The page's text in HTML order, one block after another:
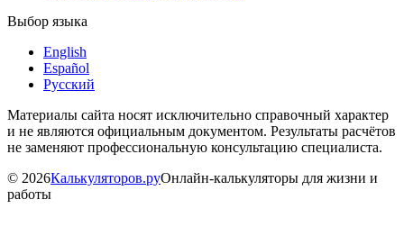
Выбор языка
English
Español
Русский
Материалы сайта носят исключительно справочный характер
и не являются официальным документом. Результаты расчётов
не заменяют профессиональную консультацию специалиста.
© 2026Калькуляторов.руОнлайн-калькуляторы для жизни и
работы